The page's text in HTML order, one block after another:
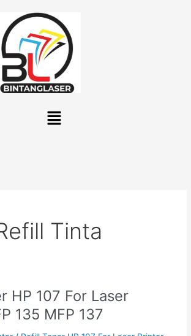
Menu
Tinta
HP 107 For Laser
135 MFP 137